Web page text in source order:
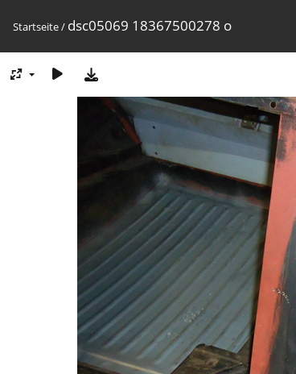
Startseite/ dsc05069 18367500278 o